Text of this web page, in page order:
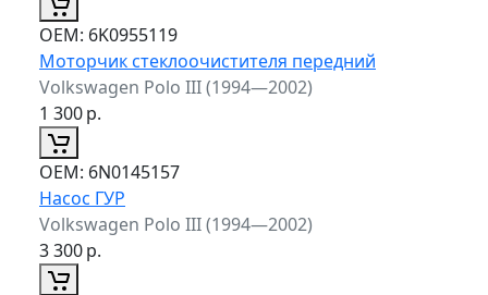
ОЕМ: 6K0955119
Моторчик стеклоочистителя передний
Volkswagen Polo III (1994—2002)
1 300р.
ОЕМ: 6N0145157
Насос ГУР
Volkswagen Polo III (1994—2002)
3 300р.